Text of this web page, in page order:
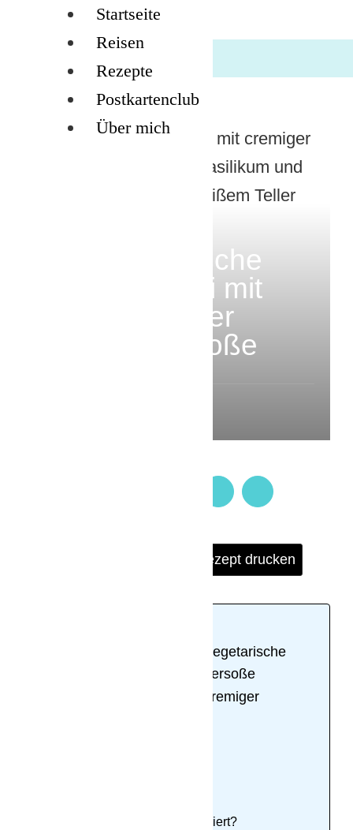
Vegetarische
Spaghetti mit
cremiger
Kräutersoße
Rezept drucken
Ruck zuck auf dem Teller – vegetarische
Spaghetti mit cremiger Kräutersoße
Vegetarische Spaghetti mit cremiger
Hast du das Rezept ausprobiert?
Startseite
Reisen
Rezepte
Postkartenclub
Über mich